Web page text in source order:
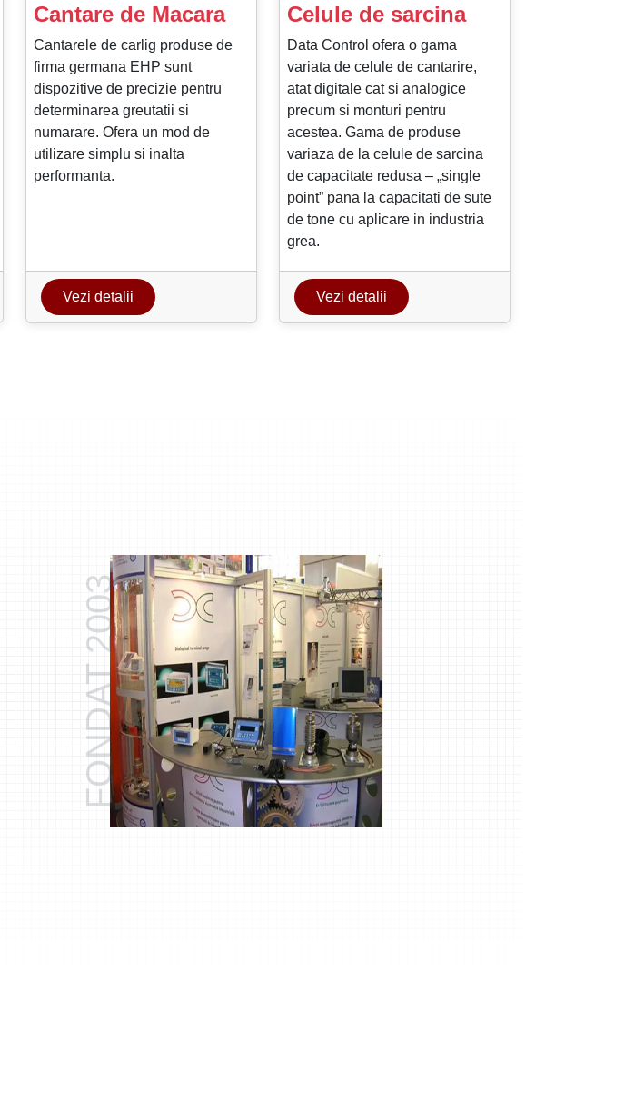
Cantare de Macara
Cantarele de carlig produse de
firma germana EHP sunt
dispozitive de precizie pentru
determinarea greutatii si
numarare. Ofera un mod de
utilizare simplu si inalta
performanta.
Vezi detalii
Celule de sarcina
Data Control ofera o gama
variata de celule de cantarire,
atat digitale cat si analogice
precum si monturi pentru
acestea. Gama de produse
variaza de la celule de sarcina
de capacitate redusa – „single
point” pana la capacitati de sute
de tone cu aplicare in industria
grea.
Vezi detalii
FONDAT 2003